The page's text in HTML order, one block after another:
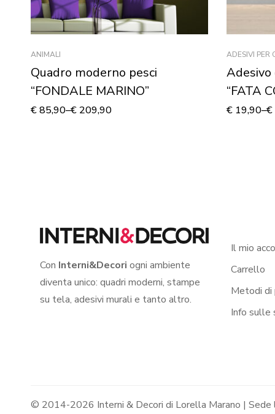
ANIMALI
Quadro moderno pesci
“FONDALE MARINO”
€85,90–€ 209,90
ADESIVI PER
“FATA
murale
€19,90–€
Con Interni&Decori ogni ambiente
diventa unico: quadri moderni, stampe
su tela, adesivi murali e tanto altro.
Il mio
Carrello
Metodi di
Info sulle
© 2014-2026 Interni & Decori di Lorella Marano |